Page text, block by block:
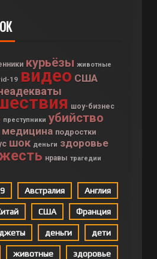
курьёзы животные
19 видео США
шоу-бизнес
преступники убийство
медицина подростки
шок деньги здоровье
нравы трагедии
Австралия Англия
США Франция
деньги дети
животные здоровье